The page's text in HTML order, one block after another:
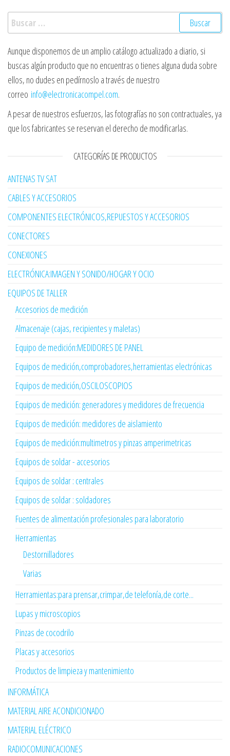
Buscar:
Aunque disponemos de un amplio catálogo actualizado a diario, si
buscas algún producto que no encuentras o tienes alguna duda sobre
ellos, no dudes en pedírnoslo a través de nuestro
correo info@electronicacompel.com.
A pesar de nuestros esfuerzos, las fotografías no son contractuales, ya
que los fabricantes se reservan el derecho de modificarlas.
CATEGORÍAS DE PRODUCTOS
ANTENAS TV SAT
CABLES Y ACCESORIOS
COMPONENTES ELECTRÓNICOS,REPUESTOS Y ACCESORIOS
CONECTORES
CONEXIONES
ELECTRÓNICA:IMAGEN Y SONIDO/HOGAR Y OCIO
EQUIPOS DE TALLER
Accesorios de medición
Almacenaje (cajas, recipientes y maletas)
Equipo de medición:MEDIDORES DE PANEL
Equipos de medición,comprobadores,herramientas electrónicas
Equipos de medición,OSCILOSCOPIOS
Equipos de medición: generadores y medidores de frecuencia
Equipos de medición: medidores de aislamiento
Equipos de medición:multimetros y pinzas amperimetricas
Equipos de soldar - accesorios
Equipos de soldar : centrales
Equipos de soldar : soldadores
Fuentes de alimentación profesionales para laboratorio
Herramientas
Destornilladores
Varias
Herramientas:para prensar,crimpar,de telefonía,de corte...
Lupas y microscopios
Pinzas de cocodrilo
Placas y accesorios
Productos de limpieza y mantenimiento
INFORMÁTICA
MATERIAL AIRE ACONDICIONADO
MATERIAL ELÉCTRICO
RADIOCOMUNICACIONES